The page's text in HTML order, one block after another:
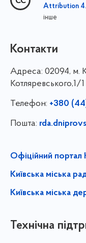
Attribution
інше
Контакти
Адреса: 02094, м.
Котляревського,1/1
Телефон: +380
Пошта:
Офіційний портал
Київська міська
Київська міська
Технічна